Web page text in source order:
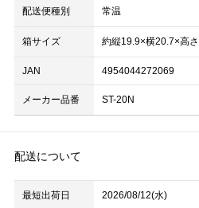
配送便種別 常温
箱サイズ 約縦19.9×横20.7×高
JAN 4954044272069
メーカー品番 ST-20N
配送について
最短出荷日 2026/08/12(水)